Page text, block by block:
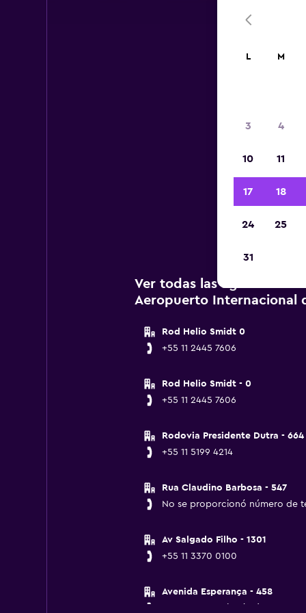
A
Ver todas las agencias de
Aeropuerto Internacional
Rod Helio Smidt 0
+55 11 2445 7606
Rod Helio Smidt - 0
+55 11 2445 7606
Rodovia Presidente Dutra - 664
+55 11 5199 4214
Rua Claudino Barbosa - 547
No se proporcionó número de
Av Salgado Filho - 1301
+55 11 3370 0100
Avenida Esperança - 458
L M
3 4
10 11
17 18
24 25
31